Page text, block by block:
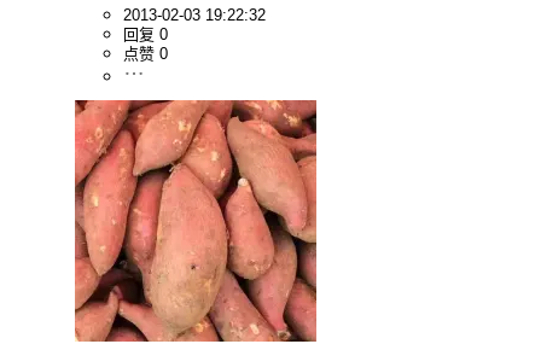
2013-02-03 19:22:32
回复 0
点赞 0